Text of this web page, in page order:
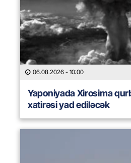
06.08.2026 - 10:00
Yaponiyada Xirosima
xatirəsi yad ediləcək